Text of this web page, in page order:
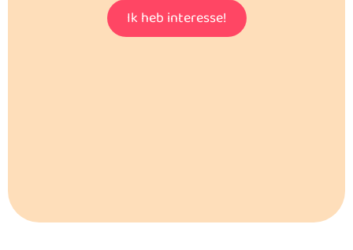
Ik heb interesse!